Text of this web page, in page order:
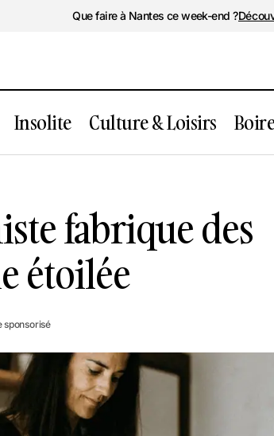
Que faire à Nantes ce week-end ?
Insolite Culture & Loisirs
céramiste fabrique des
fabrique des
étoilée
sponsorisé